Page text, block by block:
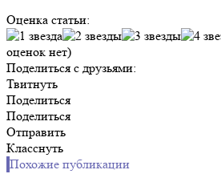
Оценка статьи:
оценок нет)
Поделиться с друзьями:
Твитнуть
Поделиться
Поделиться
Отправить
Класснуть
Похожие публикации